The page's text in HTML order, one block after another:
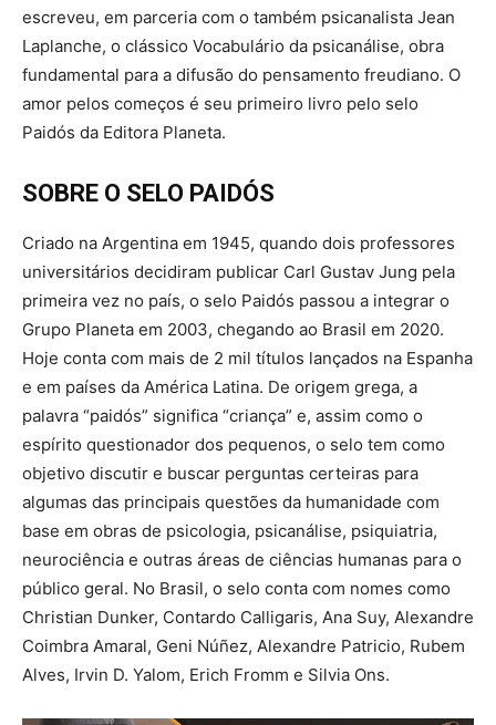
escreveu, em parceria com o também psicanalista Jean
Laplanche, o clássico Vocabulário da psicanálise, obra
fundamental para a difusão do pensamento freudiano. O
amor pelos começos é seu primeiro livro pelo selo
Paidós da Editora Planeta.
SOBRE O SELO PAIDÓS
Criado na Argentina em 1945, quando dois professores
universitários decidiram publicar Carl Gustav Jung pela
primeira vez no país, o selo Paidós passou a integrar o
Grupo Planeta em 2003, chegando ao Brasil em 2020.
Hoje conta com mais de 2 mil títulos lançados na Espanha
e em países da América Latina. De origem grega, a
palavra “paidós” significa “criança” e, assim como o
espírito questionador dos pequenos, o selo tem como
objetivo discutir e buscar perguntas certeiras para
algumas das principais questões da humanidade com
base em obras de psicologia, psicanálise, psiquiatria,
neurociência e outras áreas de ciências humanas para o
público geral. No Brasil, o selo conta com nomes como
Christian Dunker, Contardo Calligaris, Ana Suy, Alexandre
Coimbra Amaral, Geni Núñez, Alexandre Patricio, Rubem
Alves, Irvin D. Yalom, Erich Fromm e Silvia Ons.